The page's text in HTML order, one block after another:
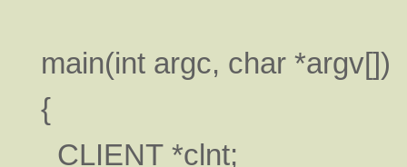
main(int argc, char *argv[])
{
CLIENT *clnt;